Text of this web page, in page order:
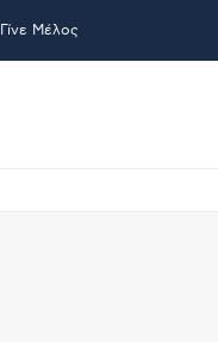
Γίνε Μέλος